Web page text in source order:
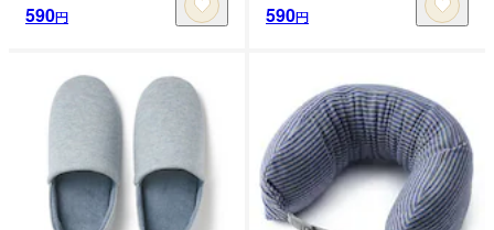
590円 590円